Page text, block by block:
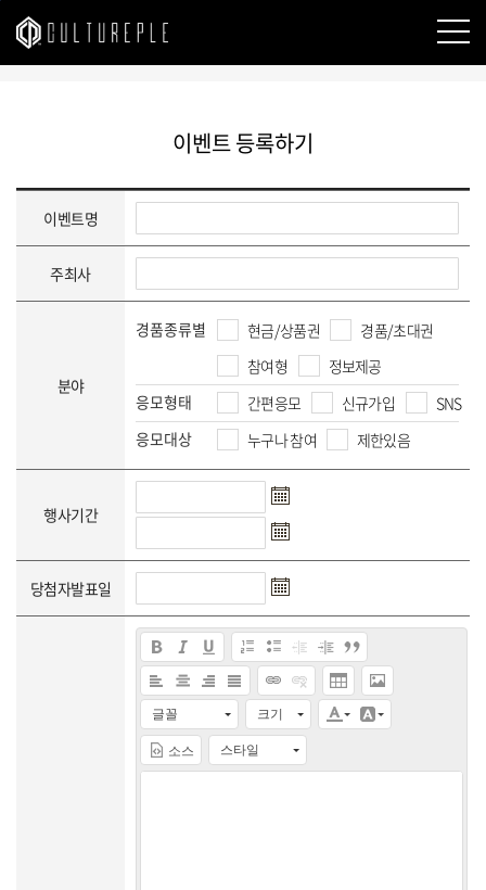
본문바로가기
이벤트 등록하기
이벤트명
주최사
분야
경품종류별 현금/상품권
경품/초대권
참여형
정보제공
응모형태
간편응모 신규가입
SNS
응모대상
누구나 참여 제한있음
행사기간
당첨자발표일
글꼴 크기
소스 스타일